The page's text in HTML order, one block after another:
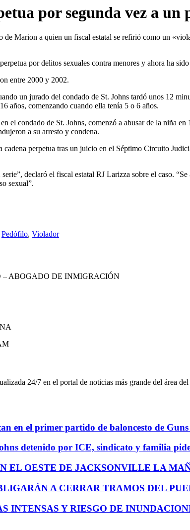
por segunda vez a
de Marion a quien un fiscal estatal se refirió como un
por delitos sexuales contra menores y ahora ha
entre 2000 y 2002.
un jurado del condado de St. Johns tardó unos 12
años, comenzando cuando ella tenía 5 o 6 años.
el condado de St. Johns, comenzó a abusar de la niña
a su arresto y condena.
perpetua tras un juicio en el Séptimo Circuito
declaró el fiscal estatal RJ Larizza sobre el caso.
sexual”.
Pedófilo, Violador
24/7 en el portal de noticias más grande del área
en el primer partido de baloncesto de Guns
detenido por ICE, sindicato y familia
EL OESTE DE JACKSONVILLE LA
A CERRAR TRAMOS DEL
INTENSAS Y RIESGO DE